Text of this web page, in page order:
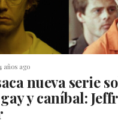
años ago
nueva serie
y caníbal: